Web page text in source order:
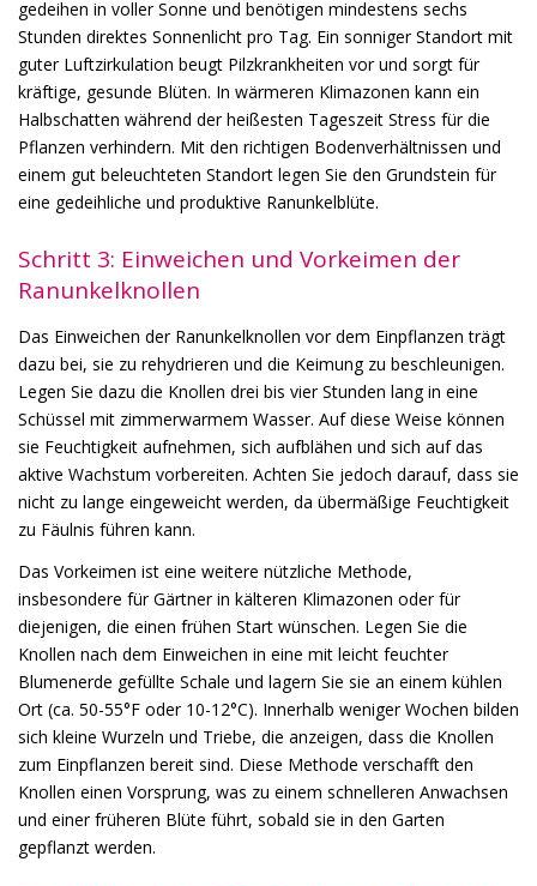
gedeihen in voller Sonne und benötigen mindestens sechs
Stunden direktes Sonnenlicht pro Tag. Ein sonniger Standort mit
guter Luftzirkulation beugt Pilzkrankheiten vor und sorgt für
kräftige, gesunde Blüten. In wärmeren Klimazonen kann ein
Halbschatten während der heißesten Tageszeit Stress für die
Pflanzen verhindern. Mit den richtigen Bodenverhältnissen und
einem gut beleuchteten Standort legen Sie den Grundstein für
eine gedeihliche und produktive Ranunkelblüte.
Schritt 3: Einweichen und Vorkeimen der
Ranunkelknollen
Das Einweichen der Ranunkelknollen vor dem Einpflanzen trägt
dazu bei, sie zu rehydrieren und die Keimung zu beschleunigen.
Legen Sie dazu die Knollen drei bis vier Stunden lang in eine
Schüssel mit zimmerwarmem Wasser. Auf diese Weise können
sie Feuchtigkeit aufnehmen, sich aufblähen und sich auf das
aktive Wachstum vorbereiten. Achten Sie jedoch darauf, dass sie
nicht zu lange eingeweicht werden, da übermäßige Feuchtigkeit
zu Fäulnis führen kann.
Das Vorkeimen ist eine weitere nützliche Methode,
insbesondere für Gärtner in kälteren Klimazonen oder für
diejenigen, die einen frühen Start wünschen. Legen Sie die
Knollen nach dem Einweichen in eine mit leicht feuchter
Blumenerde gefüllte Schale und lagern Sie sie an einem kühlen
Ort (ca. 50-55°F oder 10-12°C). Innerhalb weniger Wochen bilden
sich kleine Wurzeln und Triebe, die anzeigen, dass die Knollen
zum Einpflanzen bereit sind. Diese Methode verschafft den
Knollen einen Vorsprung, was zu einem schnelleren Anwachsen
und einer früheren Blüte führt, sobald sie in den Garten
gepflanzt werden.